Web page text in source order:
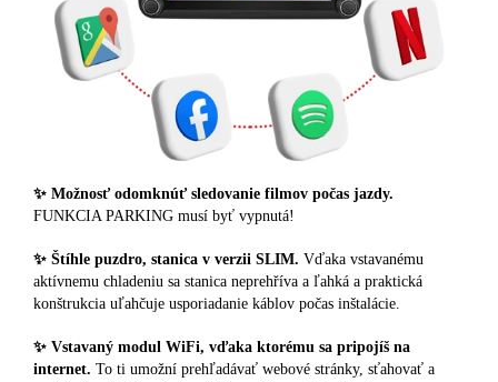
✨ Možnosť odomknúť sledovanie filmov počas jazdy.
FUNKCIA PARKING musí byť vypnutá!
✨ Štíhle puzdro, stanica v verzii SLIM. Vďaka vstavanému
aktívnemu chladeniu sa stanica neprehříva a ľahká a praktická
konštrukcia uľahčuje usporiadanie káblov počas inštalácie.
✨ Vstavaný modul WiFi, vďaka ktorému sa pripojíš na
internet. To ti umožní prehľadávať webové stránky, sťahovať a